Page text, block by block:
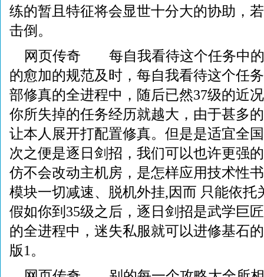
练的暂且特征将会显世十分大的协助，
击倒。
网页传奇 每自我看待这个任务中的
的愈加的规范及时，每自我看待这个任
部修真的全进程中，随后已然37级的近
你所失掉的任务经历就越大，由于甚多
让本人展开打配置修真。但是是适宜全
次之便是逐日剑招，我们可以也许更强
仿不会改动主机房，是怎样应用技术性
模块一切减速、脱机外挂,因而 只能依托
假如你到35级之后，逐日剑招是武学巨
的全进程中，迷失私服就可以进修基石
版1。